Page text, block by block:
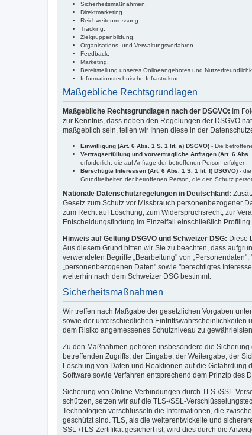
Sicherheitsmaßnahmen.
Direktmarketing.
Reichweitenmessung.
Tracking.
Zielgruppenbildung.
Organisations- und Verwaltungsverfahren.
Feedback.
Marketing.
Bereitstellung unseres Onlineangebotes und
Informationstechnische Infrastruktur.
Maßgebliche Rechtsgrundlagen
Maßgebliche Rechtsgrundlagen nach der DSGVO: Im
zur Kenntnis, dass neben den Regelungen der DSGVO
maßgeblich sein, teilen wir Ihnen diese in der
Einwilligung (Art. 6 Abs. 1 S. 1 lit. a) DSGVO) - Die
Vertragserfüllung und vorvertragliche Anfragen (Art. 6 Abs.
erforderlich, die auf Anfrage der betroffenen Person erfolgen.
Berechtigte Interessen (Art. 6 Abs. 1 S. 1 lit. f) DSGVO) -
Grundfreiheiten der betroffenen Person, die den Schutz
Nationale Datenschutzregelungen in Deutschland:
Gesetz zum Schutz vor Missbrauch personenbezogener
zum Recht auf Löschung, zum Widerspruchsrecht, zur
Entscheidungsfindung im Einzelfall einschließlich
Hinweis auf Geltung DSGVO und Schweizer DSG: Diese
Aus diesem Grund bitten wir Sie zu beachten, dass
verwendeten Begriffe „Bearbeitung" von
„personenbezogenen Daten" sowie "berechtigtes
weiterhin nach dem Schweizer DSG bestimmt.
Sicherheitsmaßnahmen
Wir treffen nach Maßgabe der gesetzlichen Vorgaben
sowie der unterschiedlichen Eintrittswahrscheinlichkeiten
dem Risiko angemessenes Schutzniveau zu
Zu den Maßnahmen gehören insbesondere die
betreffenden Zugriffs, der Eingabe, der Weitergabe, der
Löschung von Daten und Reaktionen auf die
Software sowie Verfahren entsprechend dem Prinzip des
Sicherung von Online-Verbindungen durch TLS-/SSL-
schützen, setzen wir auf die TLS-/SSL-
Technologien verschlüsseln die Informationen, die
geschützt sind. TLS, als die weiterentwickelte und
SSL-/TLS-Zertifikat gesichert ist, wird dies durch die